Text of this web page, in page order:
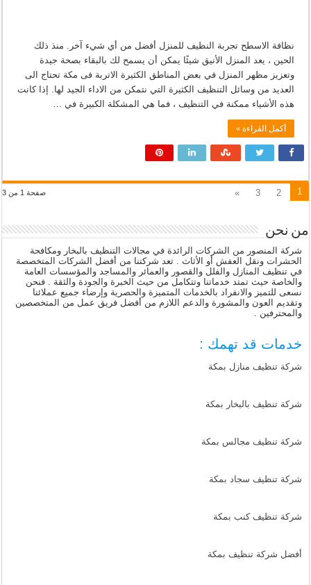
نظافة الاسطح تجربة النظيف للمنزل أفضل من أي شيء آخر. منذ ذلك
الحين ، يعد المنزل الأنيق شيئًا يمكن أن يسمح لك بالبقاء بصحة جيدة
وتعزيز مظهر المنزل في بعض المناطق الكثيرة الاتربة فى مكة تحتاج الى
العديد من وسائل التنظيف الكثيرة التي نتمكن من الاداء الجيد لها. إذا كانت
هذه الأشياء ممكنة في التنظيف ، فما هي المشكلة الكبيرة في …
أكمل القراءة »
صفحة 1 من 3 1
2
3
»
من نحن
شركة المنصور من الشركات الرائدة في مجالات التنظيف بالبخار ومكافحة
الحشرات ونقل العفش أو الأثاث . تعد شركتنا من أفضل الشركات المتخصصة
في تنظيف المنازل والفلل والقصور والعمائر والمساجد والمؤسسات العامة
والخاصة حيث تمتد خدماتنا وتتكامل من حيث الخبرة والجودة والثقة . فنحن
نسعى للتميز والانفراد بالخدمات المتميزة والحصرية وإرضاء جميع عملائنا
وتقديم العون والمشورة والدعم اللازم من أفضل فريق عمل من المتخصصين
والمحترفين .
خدمات قد تهمك :
شركة تنظيف منازل بمكة
شركة تنظيف بالبخار بمكة
شركة تنظيف مجالس بمكة
شركة تنظيف سجاد بمكة
شركة تنظيف كنب بمكة
أفضل شركة تنظيف بمكة